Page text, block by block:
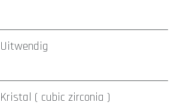
Uitwendig
Kristal ( cubic zirconia )